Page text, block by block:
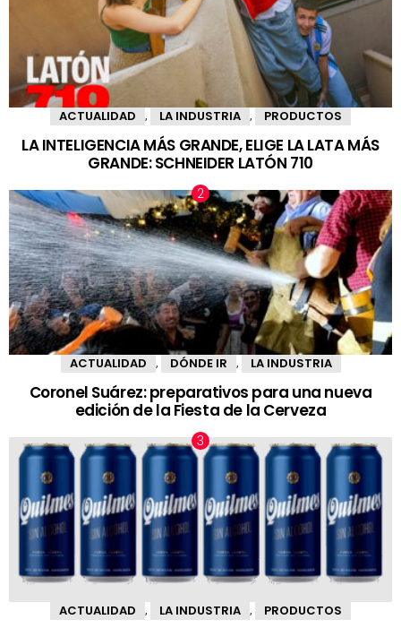
ACTUALIDAD LA INDUSTRIA PRODUCTOS
LA INTELIGENCIA MÁS GRANDE, ELIGE LA LATA MÁS
GRANDE: SCHNEIDER LATÓN 710
ACTUALIDAD , DÓNDE IR , LA INDUSTRIA
Coronel Suárez: preparativos para una nueva
edición de la Fiesta de la Cerveza
ACTUALIDAD , LA INDUSTRIA , PRODUCTOS